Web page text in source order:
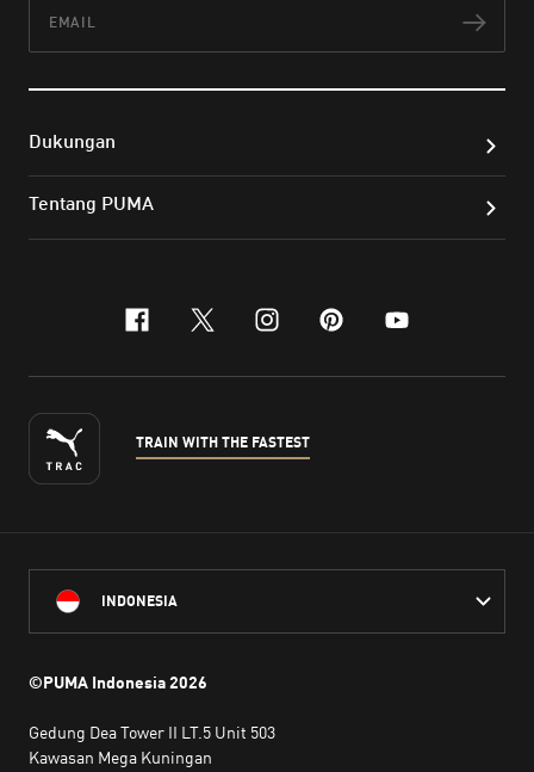
Dukungan
Tentang PUMA
facebook
x-twitter
instagram
pinterest
youtube
TRAIN WITH THE FASTEST
INDONESIA
©PUMA Indonesia2026
Gedung Dea Tower II LT.5 Unit 503
Kawasan Mega Kuningan